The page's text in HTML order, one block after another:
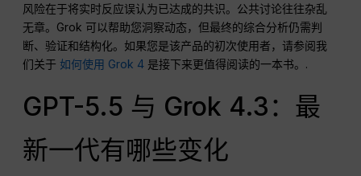
风险在于将实时反应误认为已达成的共识。公共讨论往往杂乱
无章。Grok 可以帮助您洞察动态，但最终的综合分析仍需判
断、验证和结构化。如果您是该产品的初次使用者，请参阅我
们关于如何使用 Grok 4 是接下来更值得阅读的一本书。.
GPT-5.5 与 Grok 4.3：最
新一代有哪些变化